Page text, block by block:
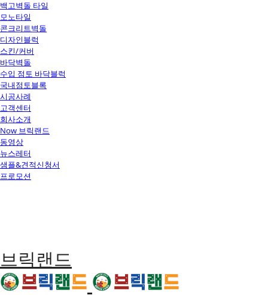
백고벽돌 타일
모노타일
콘크리트벽돌
디자인블럭
스킨/커버
바닥벽돌
수입 점토 바닥블럭
국내점토블록
시공사례
고객센터
회사소개
Now 브릭랜드
동영상
뉴스레터
샘플&견적신청서
프로모션
브릭랜드